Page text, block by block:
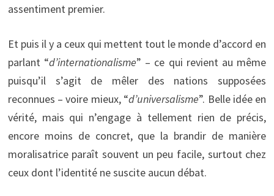
assentiment premier.
Et puis il y a ceux qui mettent tout le monde d’accord en
parlant “d’internationalisme” – ce qui revient au même
puisqu’il s’agit de mêler des nations supposées
reconnues – voire mieux, “d’universalisme”. Belle idée en
vérité, mais qui n’engage à tellement rien de précis,
encore moins de concret, que la brandir de manière
moralisatrice paraît souvent un peu facile, surtout chez
ceux dont l’identité ne suscite aucun débat.